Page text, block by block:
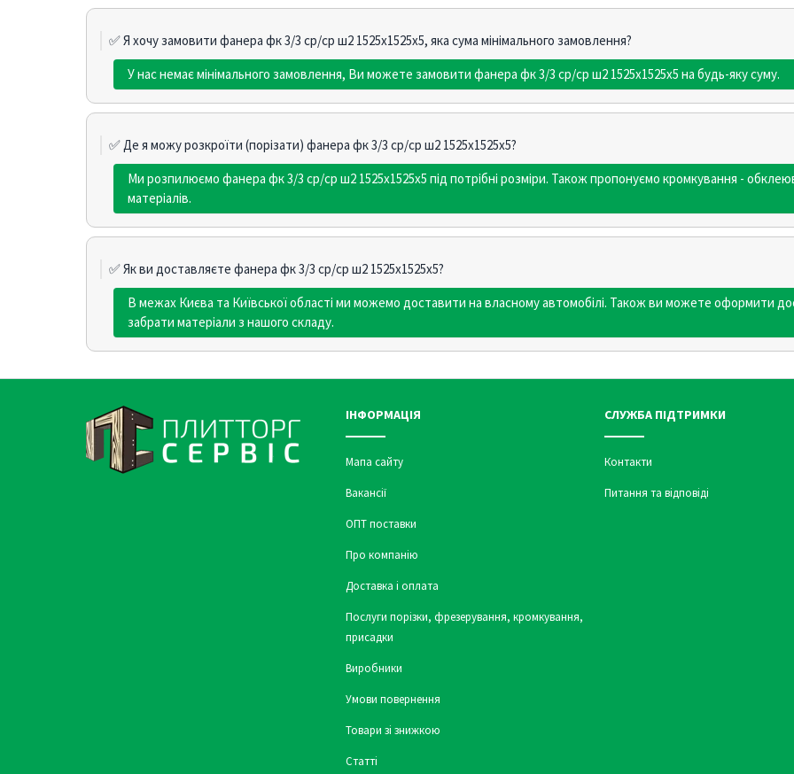
✅ Я хочу замовити фанера фк 3/3 ср/ср ш2 1525х1525х5, яка сума мінімального замовлення?
У нас немає мінімального замовлення, Ви можете замовити фанера фк 3/3 ср/ср ш2 1525х1525х5 на будь-яку суму.
✅ Де я можу розкроїти (порізати) фанера фк 3/3 ср/ср ш2 1525х1525х5?
Ми розпилюємо фанера фк 3/3 ср/ср ш2 1525х1525х5 під потрібні розміри. Також пропонуємо кромкування -
матеріалів.
✅ Як ви доставляєте фанера фк 3/3 ср/ср ш2 1525х1525х5?
В межах Києва та Київської області ми можемо доставити на власному автомобілі. Також ви можете оформити
забрати матеріали з нашого складу.
ІНФОРМАЦІЯ
Мапа сайту
Вакансії
ОПТ поставки
Про компанію
Доставка і оплата
Послуги порізки, фрезерування, кромкування,
присадки
Виробники
Умови повернення
Товари зі знижкою
Статті
СЛУЖБА ПІДТРИМКИ
Контакти
Питання та відповіді